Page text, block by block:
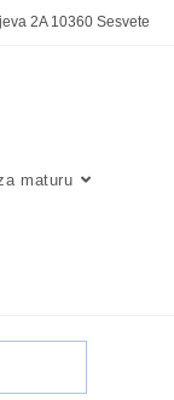
2A 10360 Sesvete
maturu